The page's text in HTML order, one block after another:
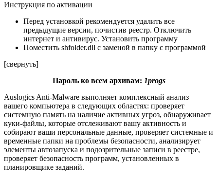
Инструкция по активации
Перед установкой рекомендуется удалить все
предыдущие версии, почистив реестр. Отключить
интернет и антивирус. Установить программу
Поместить shfolder.dll с заменой в папку с программой
[свернуть]
Пароль ко всем архивам: 1progs
Auslogics Anti-Malware выполняет комплексный анализ
вашего компьютера в следующих областях: проверяет
системную память на наличие активных угроз, обнаруживает
куки-файлы, которые отслеживают вашу активность и
собирают ваши персональные данные, проверяет системные и
временные папки на проблемы безопасности, анализирует
элементы автозапуска и подозрительные записи в реестре,
проверяет безопасность программ, установленных в
планировщике заданий.